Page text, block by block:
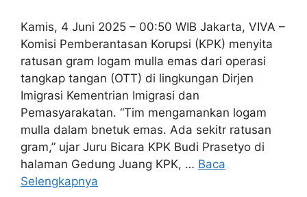
Kamis, 4 Juni 2025 – 00:50 WIB Jakarta, VIVA –
Komisi Pemberantasan Korupsi (KPK) menyita
ratusan gram logam mulla emas dari operasi
tangkap tangan (OTT) di lingkungan Dirjen
Imigrasi Kementrian Imigrasi dan
Pemasyarakatan. “Tim mengamankan logam
mulla dalam bnetuk emas. Ada sekitr ratusan
gram,” ujar Juru Bicara KPK Budi Prasetyo di
halaman Gedung Juang KPK, … Baca
Selengkapnya